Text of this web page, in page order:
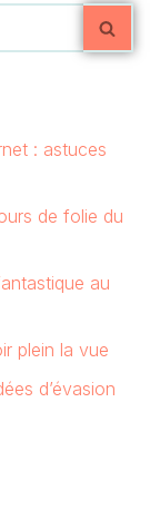
: astuces
de folie du
au
plein la vue
d’évasion